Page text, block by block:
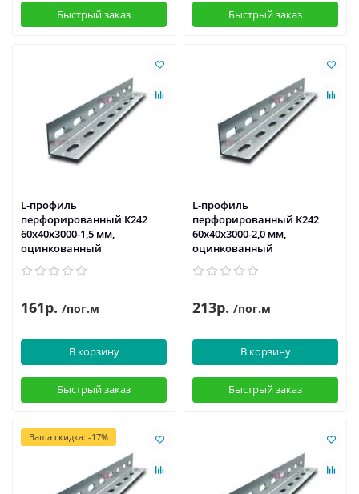
Быстрый заказ Быстрый заказ
L-профиль
перфорированный К242
60x40x3000-1,5 мм,
оцинкованный
161р. /пог.м
В корзину
Быстрый заказ
L-профиль
перфорированный К242
60x40x3000-2,0 мм,
оцинкованный
213р. /пог.м
В корзину
Быстрый заказ
Ваша скидка: -17%